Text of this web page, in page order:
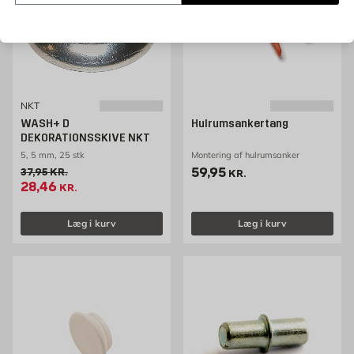
NKT
WASH+ D
DEKORATIONSSKIVE NKT
5, 5 mm, 25 stk
Gammel pris 37.95 kr. /stk
37,95KR.
Tilbudspris 28.46 kr. /stk
28,46 KR.
Læg i kurv
Hulrumsankertang
Montering af hulrumsanker
Pris 59.95 kr. /stk
59,95 KR.
Læg i kurv